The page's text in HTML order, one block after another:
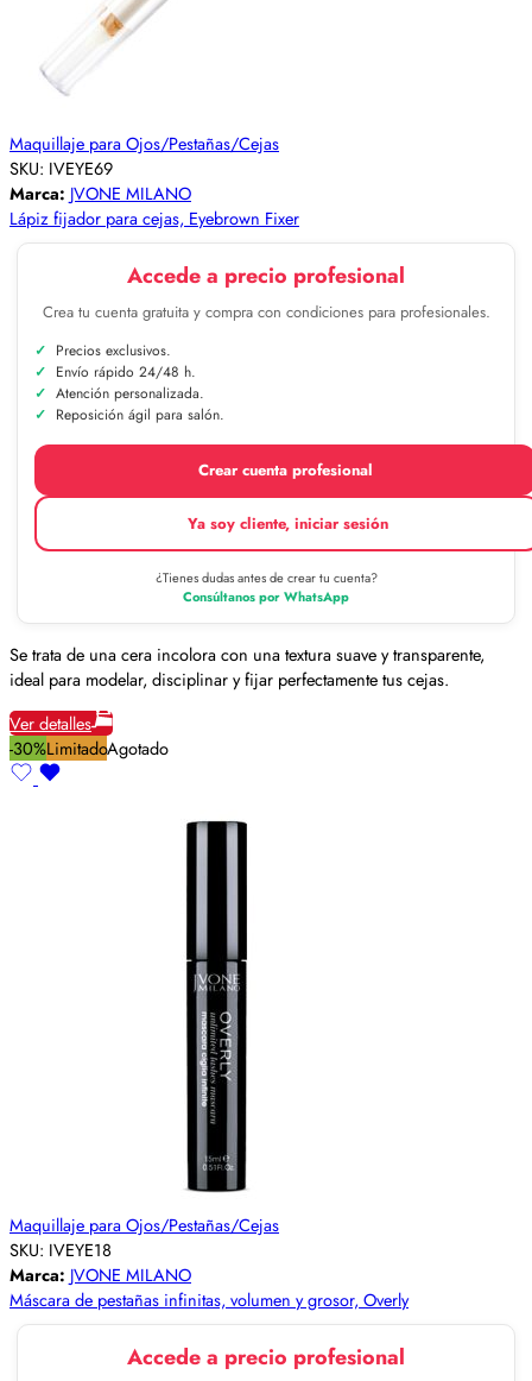
Maquillaje para Ojos/Pestañas/Cejas
SKU: IVEYE69
Marca: JVONE MILANO
Lápiz fijador para cejas, Eyebrown Fixer
Accede a precio profesional
Crea tu cuenta gratuita y compra con condiciones para profesionales.
Precios exclusivos.
Envío rápido 24/48 h.
Atención personalizada.
Reposición ágil para salón.
Crear cuenta profesional
Ya soy cliente, iniciar sesión
¿Tienes dudas antes de crear tu cuenta?
Consúltanos por WhatsApp
Se trata de una cera incolora con una textura suave y transparente,
ideal para modelar, disciplinar y fijar perfectamente tus cejas.
Ver detalles
-30%LimitadoAgotado
Maquillaje para Ojos/Pestañas/Cejas
SKU: IVEYE18
Marca: JVONE MILANO
Máscara de pestañas infinitas, volumen y grosor, Overly
Accede a precio profesional